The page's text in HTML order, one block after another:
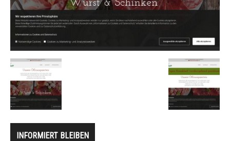
INFORMIERT BLEIBEN